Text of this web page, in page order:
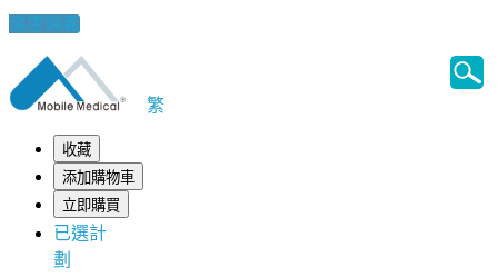
健康錦囊
繁
收藏
添加購物車
立即購買
已選計
劃